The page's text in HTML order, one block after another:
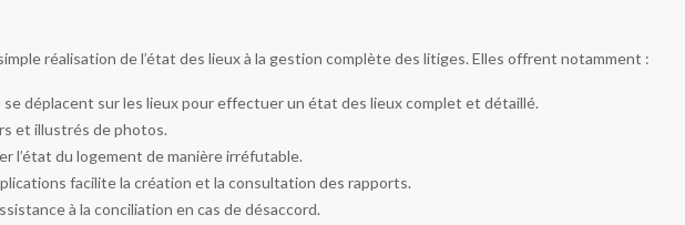
réalisation de l’état des lieux à la gestion complète des litiges. Elles offrent notamment :
se déplacent sur les lieux pour effectuer un état des lieux complet et détaillé.
et illustrés de photos.
l’état du logement de manière irréfutable.
facilite la création et la consultation des rapports.
à la conciliation en cas de désaccord.